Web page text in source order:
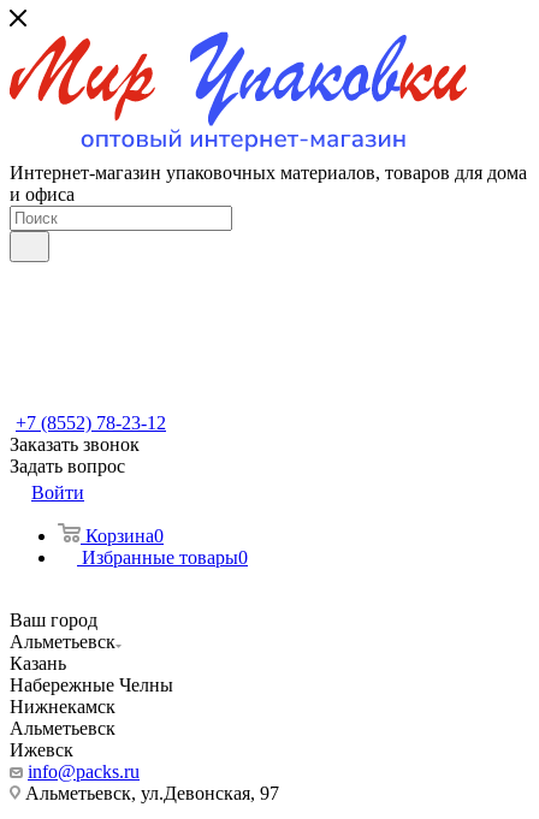
Интернет-магазин упаковочных материалов, товаров для дома
и офиса
+7 (8552) 78-23-12
Заказать звонок
Задать вопрос
Войти
Корзина0
Избранные товары0
Ваш город
Альметьевск
Казань
Набережные Челны
Нижнекамск
Альметьевск
Ижевск
info@packs.ru
Альметьевск, ​ул.Девонская, 97